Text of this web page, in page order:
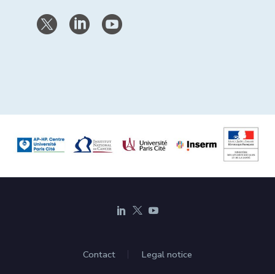
Contact Legal notice